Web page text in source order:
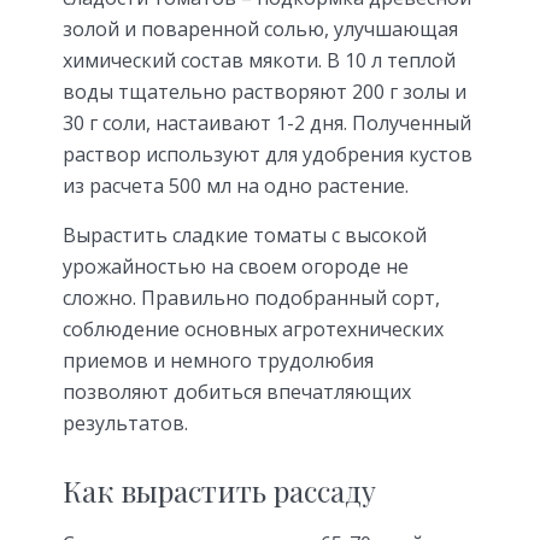
золой и поваренной солью, улучшающая
химический состав мякоти. В 10 л теплой
воды тщательно растворяют 200 г золы и
30 г соли, настаивают 1-2 дня. Полученный
раствор используют для удобрения кустов
из расчета 500 мл на одно растение.
Вырастить сладкие томаты с высокой
урожайностью на своем огороде не
сложно. Правильно подобранный сорт,
соблюдение основных агротехнических
приемов и немного трудолюбия
позволяют добиться впечатляющих
результатов.
Как вырастить рассаду